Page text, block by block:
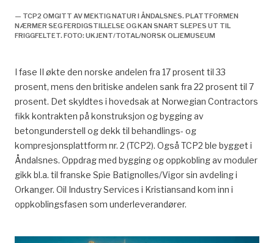
— TCP2 OMGITT AV MEKTIG NATUR I ÅNDALSNES. PLATTFORMEN
NÆRMER SEG FERDIGSTILLELSE OG KAN SNART SLEPES UT TIL
FRIGGFELTET. FOTO: UKJENT/TOTAL/NORSK OLJEMUSEUM
I fase II økte den norske andelen fra 17 prosent til 33
prosent, mens den britiske andelen sank fra 22 prosent til 7
prosent. Det skyldtes i hovedsak at Norwegian Contractors
fikk kontrakten på konstruksjon og bygging av
betongunderstell og dekk til behandlings- og
kompresjonsplattform nr. 2 (TCP2). Også TCP2 ble bygget i
Åndalsnes. Oppdrag med bygging og oppkobling av moduler
gikk bl.a. til franske Spie Batignolles/Vigor sin avdeling i
Orkanger. Oil Industry Services i Kristiansand kom inn i
oppkoblingsfasen som underleverandører.